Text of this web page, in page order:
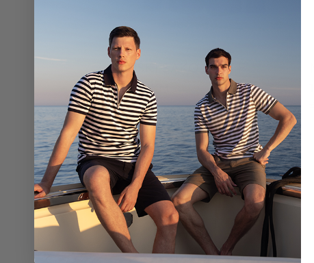
MUŠKI SAKO 5067 F
114.50KM
229.00KM
+1
50%